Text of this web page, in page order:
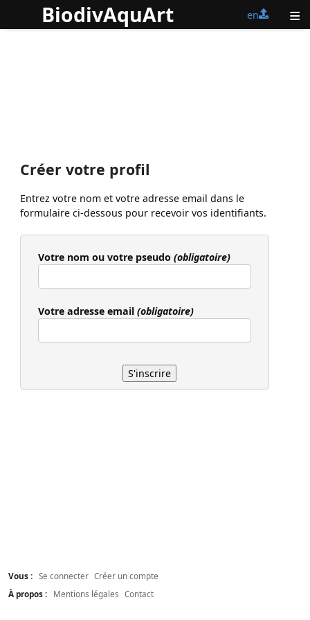
BiodivAquArt en ≡
Créer votre profil
Entrez votre nom et votre adresse email dans le
formulaire ci-dessous pour recevoir vos identifiants.
Votre nom ou votre pseudo(obligatoire)
Votre adresse email(obligatoire)
Vous : Se connecter Créer un compte
À propos :
Mentions légales Contact